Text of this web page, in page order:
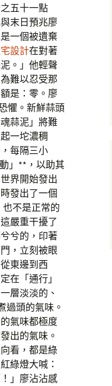
五十一點
末日預兆廖
一個被遺棄
設計在對著
。」他輕聲
難以忍受那
是：零。廖
懼。新鮮蒜頭
蒜泥」將難
一坨濃稠
每隔三小
動」**，以助其
界開始發出
發出了一個
不是正常的
嚴重干擾了
兮的，印著
，立刻被眼
東邊到西
在「通行」
層淡淡的、
過頭的氣味。
氣味都極度
出的氣味。
看，都是綠
綠燈大喊：
」廖沾沾感